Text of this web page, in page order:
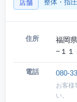
店舗 整体・指圧
住所
福岡
−１１
電話 080-
お客様
い。